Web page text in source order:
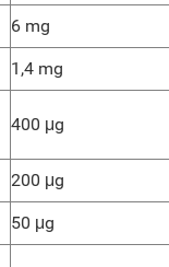
6 mg
1,4 mg
400 μg
200 μg
50 μg